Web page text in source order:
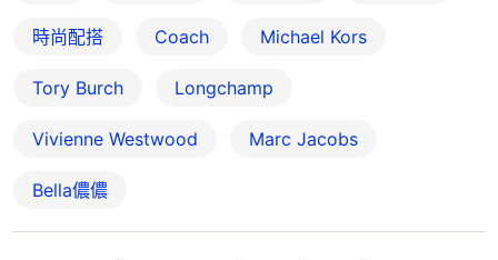
時尚配搭 Coach Michael Kors
Tory Burch Longchamp
Vivienne Westwood Marc Jacobs
Bella儂儂